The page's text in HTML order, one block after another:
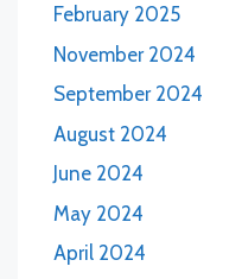
February 2025
November 2024
September 2024
August 2024
June 2024
May 2024
April 2024